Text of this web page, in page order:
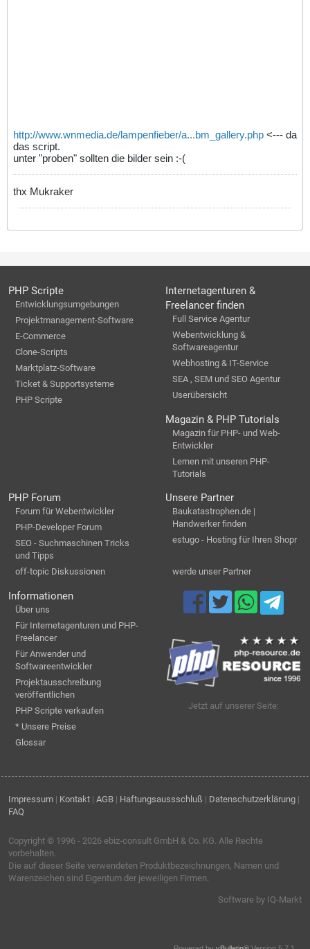
http://www.wnmedia.de/lampenfieber/a...bm_gallery.php <--- da
das script.
unter "proben" sollten die bilder sein :-(
thx Mukraker
PHP Scripte
Entwicklungsumgebungen
Projektmanagement-Software
E-Commerce
Clone-Scripts
Marktplatz-Software
Ticket & Supportsysteme
PHP Scripte
Internetagenturen &
Freelancer finden
Full Service Agentur
Webentwicklung &
Softwareagentur
Webhosting & IT-Service
SEA , SEM und SEO Agentur
Userübersicht
Magazin & PHP Tutorials
Magazin für PHP- und Web-
Entwickler
Lernen mit unseren PHP-
Tutorials
PHP Forum
Forum für Webentwickler
PHP-Developer Forum
SEO - Suchmaschinen Tricks
und Tipps
off-topic Diskussionen
Unsere Partner
Baukatastrophen.de |
Handwerker finden
estugo - Hosting für Ihren Shopr
werde unser Partner
Informationen
Über uns
Für Internetagenturen und PHP-
Freelancer
Für Anwender und
Softwareentwickler
Projektausschreibung
veröffentlichen
PHP Scripte verkaufen
* Unsere Preise
Glossar
Jetzt auf unserer Seite:
Impressum | Kontakt | AGB | Haftungsaussschluß | Datenschutzerklärung |
FAQ
Copyright © 1996 - 2026 ebiz-consult GmbH & Co. KG. Alle Rechte
vorbehalten.
Die auf dieser Seite verwendeten Produktbezeichnungen, Namen und
Warenzeichen sind Eigentum der jeweiligen Firmen.
Software by IQ-Markt